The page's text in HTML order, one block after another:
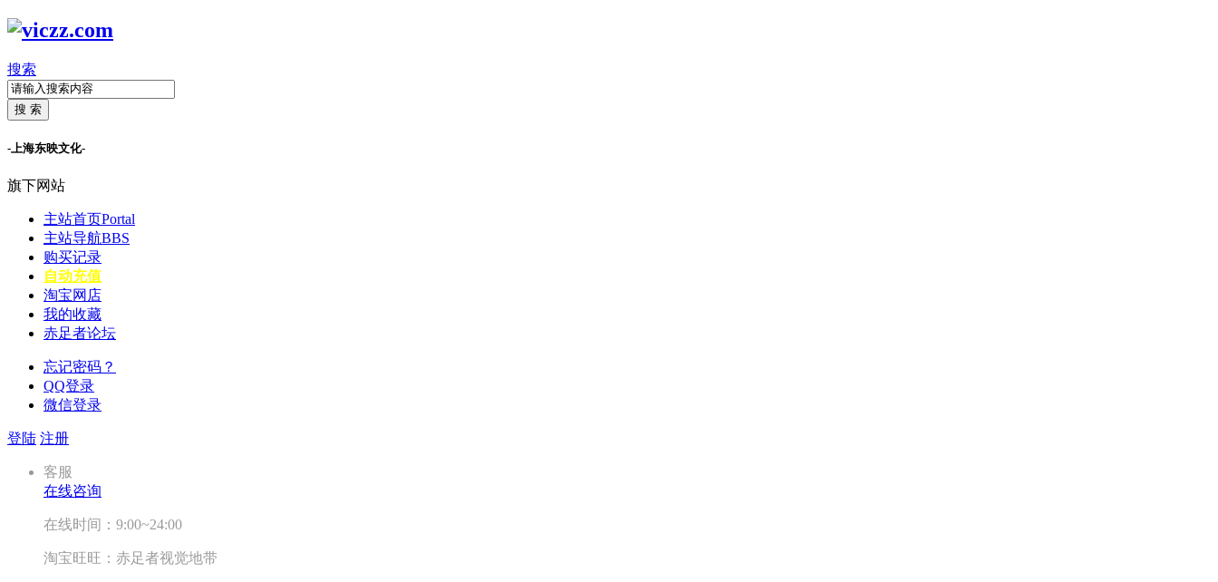
搜索
搜 索
-上海东映文化-
旗下网站
主站首页Portal
主站导航BBS
购买记录
自动充值
淘宝网店
我的收藏
赤足者论坛
忘记密码？
QQ登录
微信登录
登陆 注册
客服
在线咨询
在线时间：9:00~24:00
淘宝旺旺：赤足者视觉地带